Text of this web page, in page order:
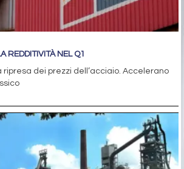
REDDITIVITÀ NEL Q1
dei prezzi dell’acciaio. Accelerano